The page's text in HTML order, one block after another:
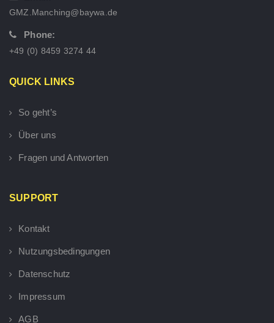
GMZ.Manching@baywa.de
Phone:
+49 (0) 8459 3274 44
QUICK LINKS
So geht’s
Über uns
Fragen und Antworten
SUPPORT
Kontakt
Nutzungsbedingungen
Datenschutz
Impressum
AGB